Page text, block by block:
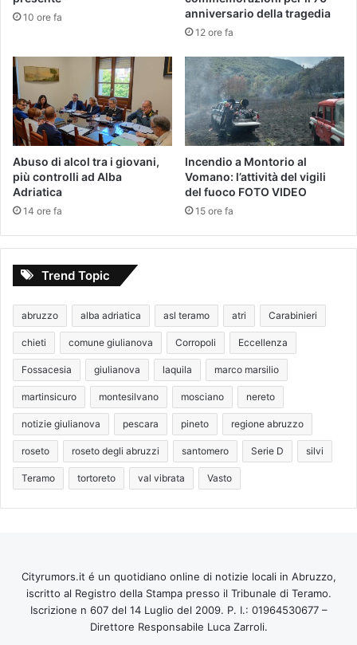
10 ore fa
anniversario della tragedia
12 ore fa
Abuso di alcol tra i giovani,
più controlli ad Alba
Adriatica
14 ore fa
Incendio a Montorio al
Vomano: l’attività del vigili
del fuoco FOTO VIDEO
15 ore fa
Trend Topic
abruzzo alba adriatica asl teramo atri Carabinieri
chieti comune giulianova Corropoli Eccellenza
Fossacesia giulianova laquila marco marsilio
martinsicuro montesilvano mosciano nereto
notizie giulianova pescara pineto regione abruzzo
roseto roseto degli abruzzi santomero Serie D silvi
Teramo tortoreto val vibrata Vasto
Cityrumors.it é un quotidiano online di notizie locali in Abruzzo,
iscritto al Registro della Stampa presso il Tribunale di Teramo.
Iscrizione n 607 del 14 Luglio del 2009. P. I.: 01964530677 –
Direttore Responsabile Luca Zarroli.